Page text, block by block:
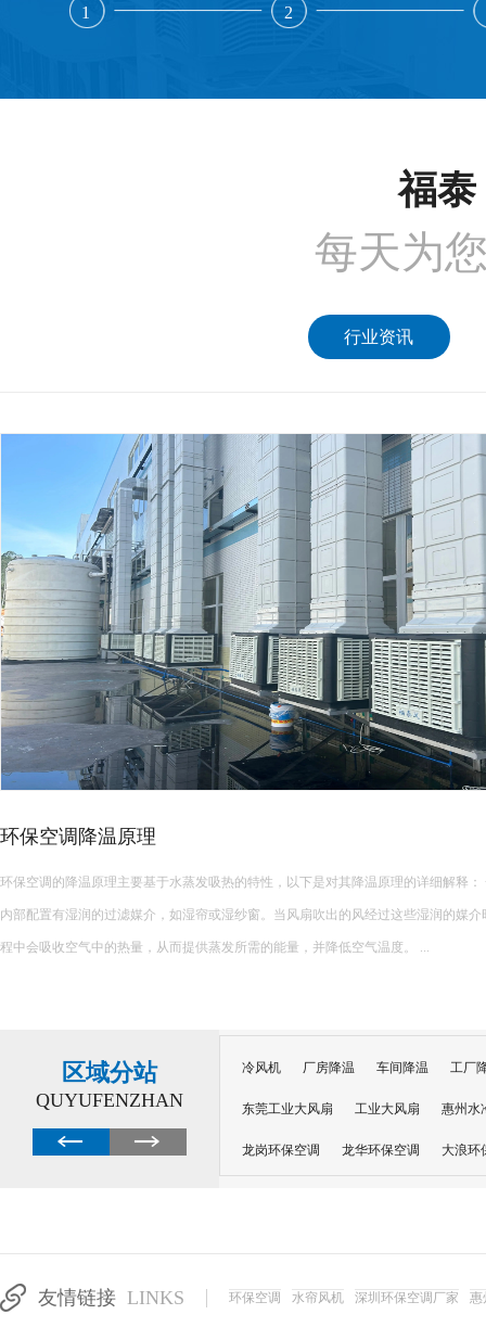
1 2
福泰
每天为
行业资讯
环保空调降温原理
环保空调的降温原理主要基于水蒸发吸热的特性，以下是对其降温原理的详细解释： 一、核心原理 环保空调
内部配置有湿润的过滤媒介，如湿帘或湿纱窗。当风扇吹出的风经过这些湿润的媒
程中会吸收空气中的热量，从而提供蒸发所需的能量，并降低空气温度。 ...
区域分站
QUYUFENZHAN
冷风机 厂房降温 车间降温 工厂
东莞工业大风扇 工业大风扇 惠州水
龙岗环保空调 龙华环保空调 大浪环
友情链接 LINKS 环保空调 水帘风机 深圳环保空调厂家 惠